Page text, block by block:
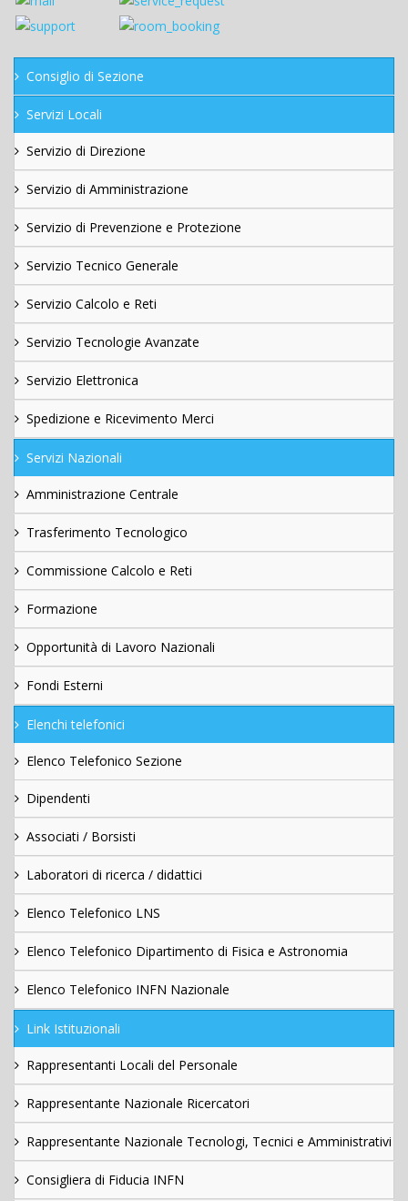
Consiglio di Sezione
Servizi Locali
Servizio di Direzione
Servizio di Amministrazione
Servizio di Prevenzione e Protezione
Servizio Tecnico Generale
Servizio Calcolo e Reti
Servizio Tecnologie Avanzate
Servizio Elettronica
Spedizione e Ricevimento Merci
Servizi Nazionali
Amministrazione Centrale
Trasferimento Tecnologico
Commissione Calcolo e Reti
Formazione
Opportunità di Lavoro Nazionali
Fondi Esterni
Elenchi telefonici
Elenco Telefonico Sezione
Dipendenti
Associati / Borsisti
Laboratori di ricerca / didattici
Elenco Telefonico LNS
Elenco Telefonico Dipartimento di Fisica e Astronomia
Elenco Telefonico INFN Nazionale
Link Istituzionali
Rappresentanti Locali del Personale
Rappresentante Nazionale Ricercatori
Rappresentante Nazionale Tecnologi, Tecnici e Amministrativi
Consigliera di Fiducia INFN